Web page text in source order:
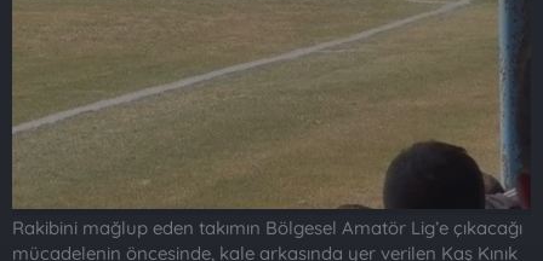
Rakibini mağlup eden takımın Bölgesel Amatör Lig’e çıkacağı
mücadelenin öncesinde, kale arkasında yer verilen Kaş Kınık